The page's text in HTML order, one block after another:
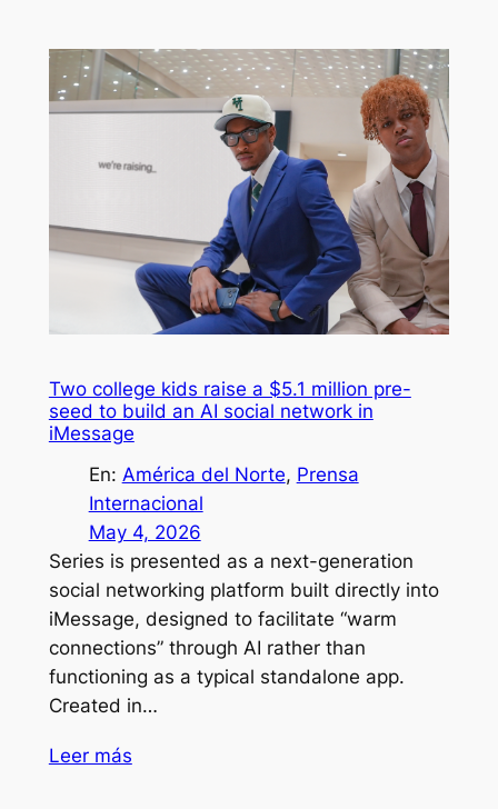
Two college kids raise a $5.1 million pre-
seed to build an AI social network in
iMessage
En: América del Norte, Prensa
Internacional
May 4, 2026
Series is presented as a next-generation
social networking platform built directly into
iMessage, designed to facilitate “warm
connections” through AI rather than
functioning as a typical standalone app.
Created in…
Leer más